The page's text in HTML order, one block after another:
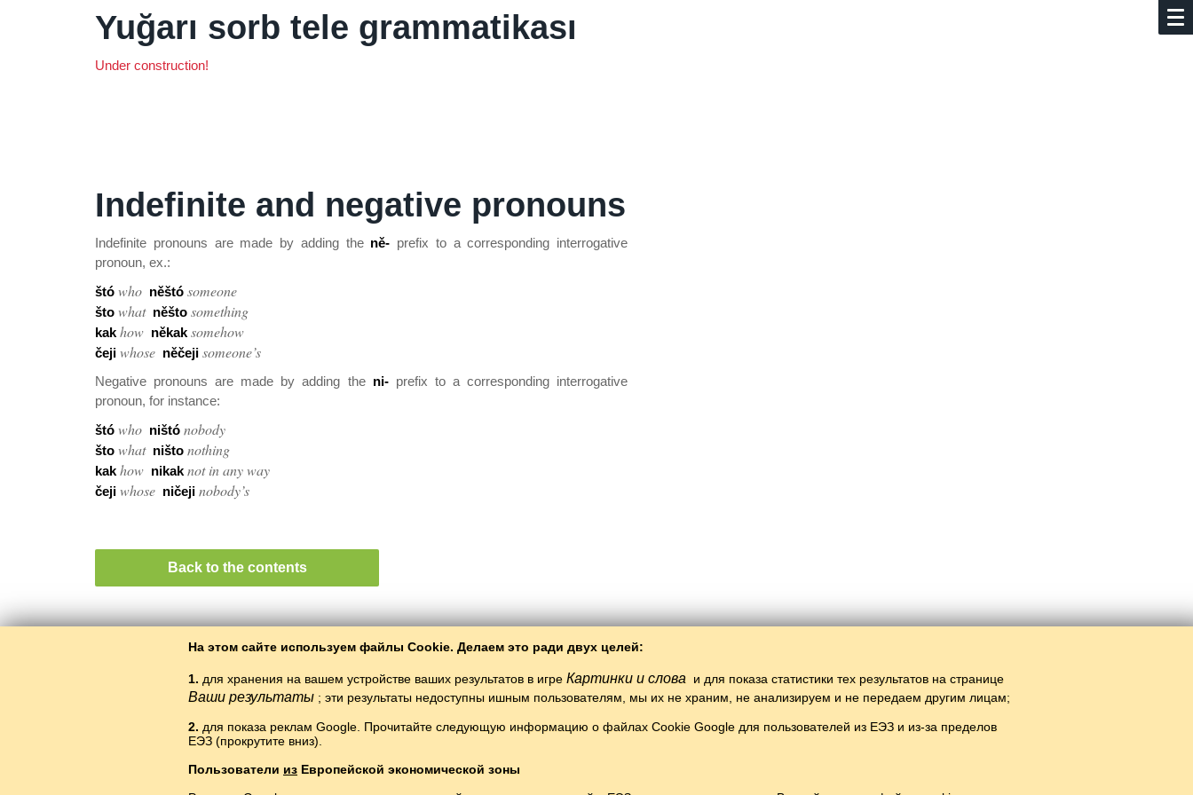
Yuğarı sorb tele grammatikası
Under construction!
Indefinite and negative pronouns
Indefinite pronouns are made by adding the ně- prefix to a corresponding interrogative
pronoun, ex.:
štó who něštó someone
što what něšto something
kak how někak somehow
čeji whose něčeji someone’s
Negative pronouns are made by adding the ni-prefix to a corresponding interrogative
pronoun, for instance:
štó who ništó nobody
što what ništo nothing
kak how nikak not in any way
čeji whose ničeji nobody’s
Back to the contents
На этом сайте используем файлы Cookie. Делаем это ради двух целей:
1. для хранения на вашем устройстве ваших результатов в игре Картинки и слова и для показа статистики тех результатов на странице
Ваши результаты ; эти результаты недоступны ишным пользователям, мы их не храним, не анализируем и не передаем другим лицам;
2. для показа реклам Google. Прочитайте следующую информацию о файлах Cookie Google для пользователей из ЕЭЗ и из-за пределов
ЕЭЗ (прокрутите вниз).
Пользователи из Европейской экономической зоны
Copyright © 2015–2025 BALTOSLAV.
Böten xoquqları yaklanğan.